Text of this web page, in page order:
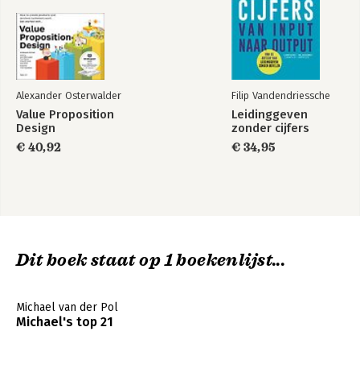
Alexander Osterwalder
Value Proposition
Design
€ 40,92
Filip Vandendriessche
Leidinggeven
zonder cijfers
€ 34,95
Dit boek staat op 1 boekenlijst...
Michael van der Pol
Michael's top 21